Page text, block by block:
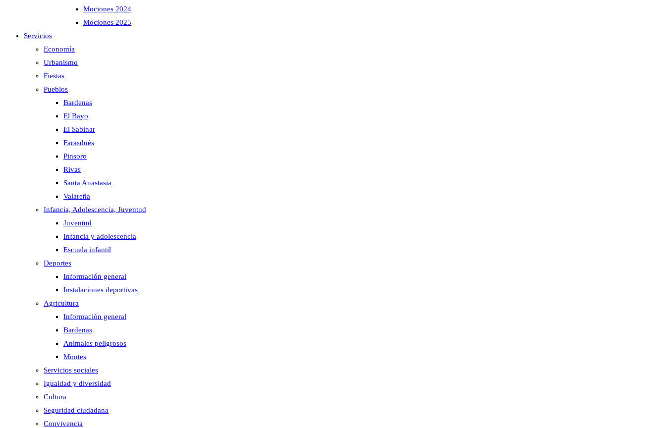
Mociones 2024
Mociones 2025
Servicios
Economía
Urbanismo
Fiestas
Pueblos
Bardenas
El Bayo
El Sabinar
Farasdués
Pinsoro
Rivas
Santa Anastasia
Valareña
Infancia, Adolescencia, Juventud
Juventud
Infancia y adolescencia
Escuela infantil
Deportes
Información general
Instalaciones deportivas
Agricultura
Información general
Bardenas
Animales peligrosos
Montes
Servicios sociales
Igualdad y diversidad
Cultura
Seguridad ciudadana
Convivencia